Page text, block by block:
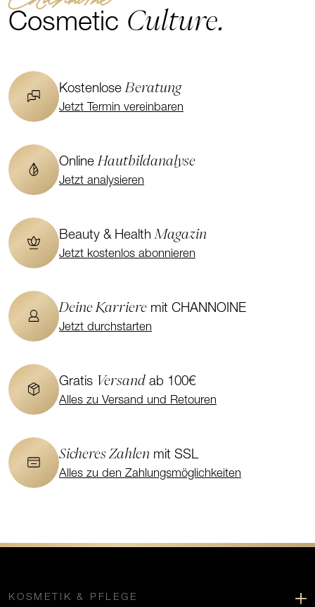
Cosmetic Culture.
KostenloseBeratung
Jetzt Termin vereinbaren
OnlineHautbildanalyse
Jetzt analysieren
Beauty & HealthMagazin
Jetzt kostenlos abonnieren
Deine Karriere mit CHANNOINE
Jetzt durchstarten
Gratis Versand ab 100€
Alles zu Versand und Retouren
Sicheres Zahlen mit SSL
Alles zu den Zahlungsmöglichkeiten
KOSMETIK & PFLEGE